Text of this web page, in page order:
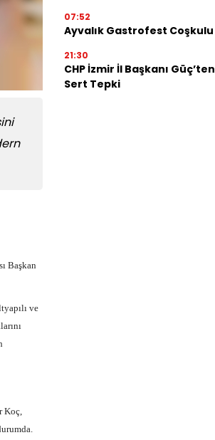
Başkan
ve
Koç,
07:52
Ayvalık Gastrofest Coşkulu
21:30
CHP İzmir İl Başkanı
Sert Tepki